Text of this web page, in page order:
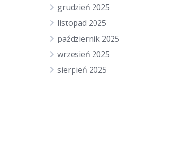
grudzień 2025
listopad 2025
październik 2025
wrzesień 2025
sierpień 2025